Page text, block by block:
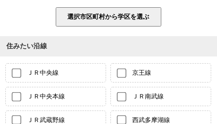
住みたい沿線
ＪＲ中央線 京王線
ＪＲ中央本線 ＪＲ南武線
ＪＲ武蔵野線 西武多摩湖線